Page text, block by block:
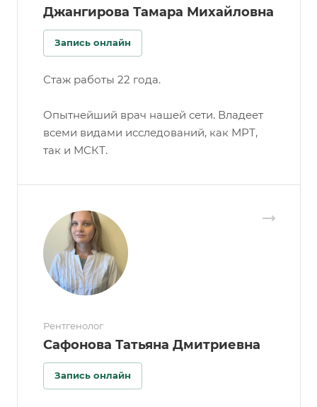
Джангирова Тамара Михайловна
Запись онлайн
Стаж работы 22 года.
Опытнейший врач нашей сети. Владеет
всеми видами исследований, как МРТ,
так и МСКТ.
Рентгенолог
Сафонова Татьяна Дмитриевна
Запись онлайн